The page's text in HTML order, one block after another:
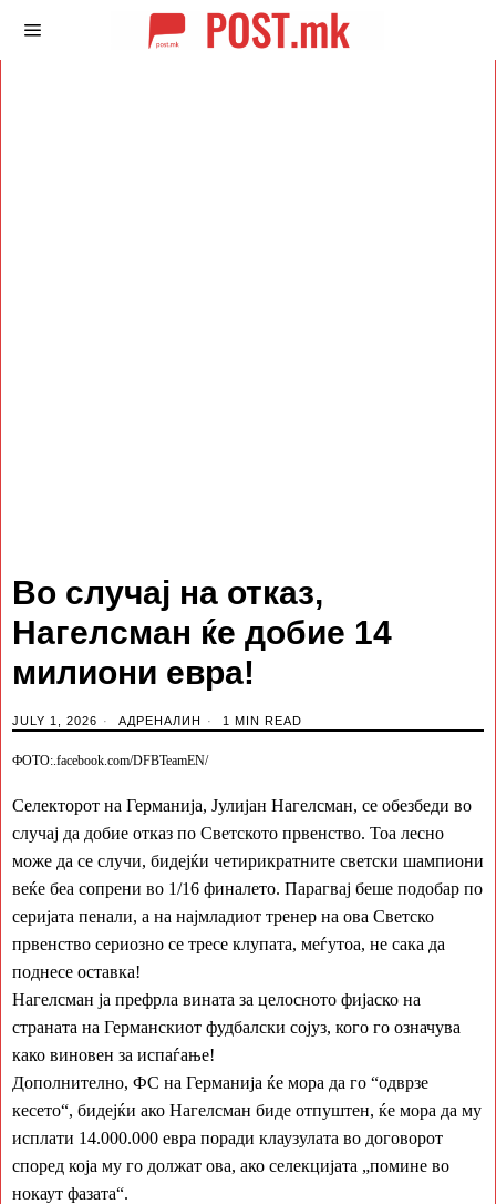
Во случај на отказ,
Нагелсман ќе добие 14
милиони евра!
JULY 1, 2026 АДРЕНАЛИН 1 MIN READ
ФОТО:.facebook.com/DFBTeamEN/
Селекторот на Германија, Јулијан Нагелсман, се обезбеди во
случај да добие отказ по Светското првенство. Тоа лесно
може да се случи, бидејќи четирикратните светски шампиони
веќе беа сопрени во 1/16 финалето. Парагвај беше подобар по
серијата пенали, а на најмладиот тренер на ова Светско
првенство сериозно се тресе клупата, меѓутоа, не сака да
поднесе оставка!
Нагелсман ја префрла вината за целосното фијаско на
страната на Германскиот фудбалски сојуз, кого го означува
како виновен за испаѓање!
Дополнително, ФС на Германија ќе мора да го “одврзе
кесето“, бидејќи ако Нагелсман биде отпуштен, ќе мора да му
исплати 14.000.000 евра поради клаузулата во договорот
според која му го должат ова, ако селекцијата „помине во
нокаут фазата“.